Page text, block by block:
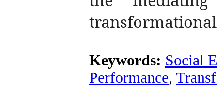
Keywords: Social
Performance,